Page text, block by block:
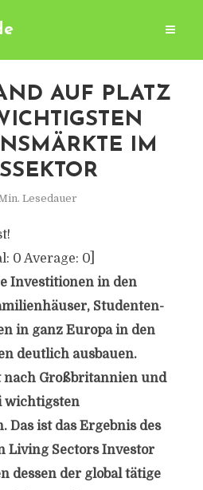
AUF PLATZ
IM
Lesedauer
0 Average: 0]
Investitionen in den
Studenten-
in ganz Europa in den
deutlich ausbauen.
nach Großbritannien und
wichtigsten
ist das Ergebnis des
Living Sectors Investor
dessen der global tätige